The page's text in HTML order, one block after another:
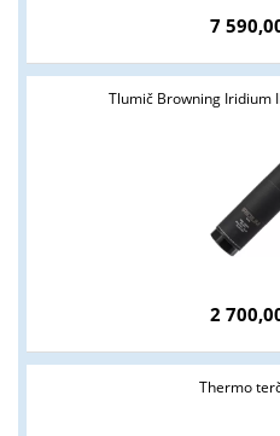
7
Tlumič Browning Iridium
2
Thermo
podnikatelům v oblasti
ANO